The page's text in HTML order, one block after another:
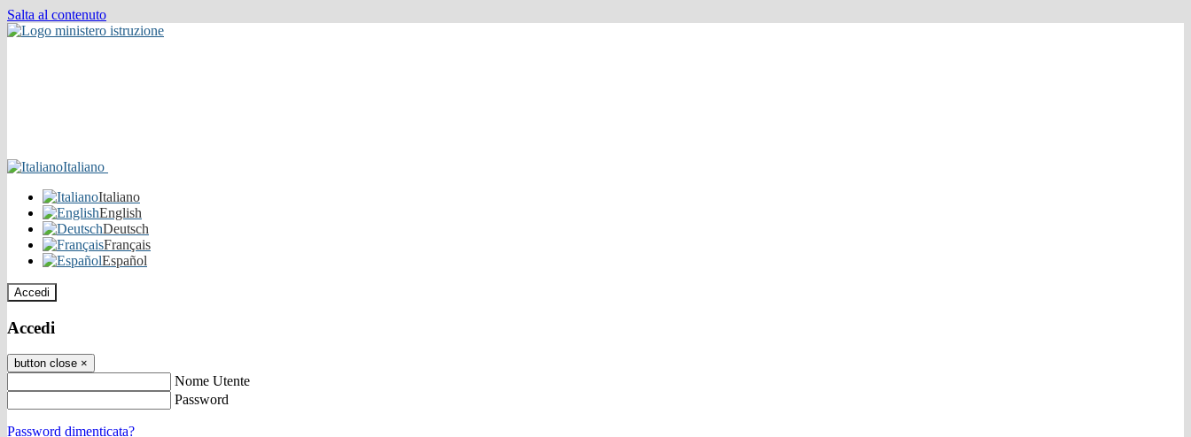
Salta al contenuto
Italiano
Italiano
English
Deutsch
Français
Español
Accedi
Accedi
button close ×
Nome Utente
Password
Password dimenticata?